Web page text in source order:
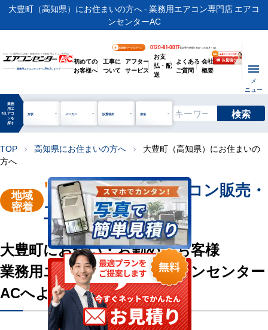
大豊町（高知県）にお住まいの方へ - 業務用エアコン専門店 エアコ
ンセンターAC
ビル・工場用から店舗・事務所まで | 業務用エアコン専門店
業務用エアコンオンラインNo.1ショップ
お客様ページログイン 0120-81-0017電話受付時間 / 9:00～17:30(月～金)
初めての
お客様へ
工事に
ついて
アフター
サービス
お支
払・配
送
よくある
ご質問
会社
概要
メ
ニュー
manage_search
業務
用エ
アコ
ンを
探す
形状 メーカー 設置場所 用途 検索
TOP chevron_right 高知県にお住まいの方へ chevron_right
大豊町（高知県）にお住まいの
方へ
地域
密着
"大豊町"業務用エアコン販売・
工事を承ります
大豊町にお住い・お勤めのお客様
業務用エアコン専門店エアコンセンター
ACへようこそ